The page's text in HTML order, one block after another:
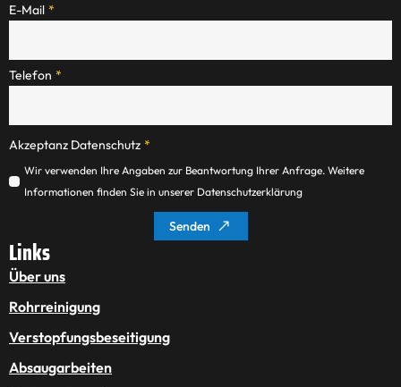
E-Mail *
Telefon *
Akzeptanz Datenschutz *
Wir verwenden Ihre Angaben zur Beantwortung Ihrer Anfrage. Weitere
Informationen finden Sie in unserer Datenschutzerklärung
Senden
Links
Über uns
Rohrreinigung
Verstopfungsbeseitigung
Absaugarbeiten